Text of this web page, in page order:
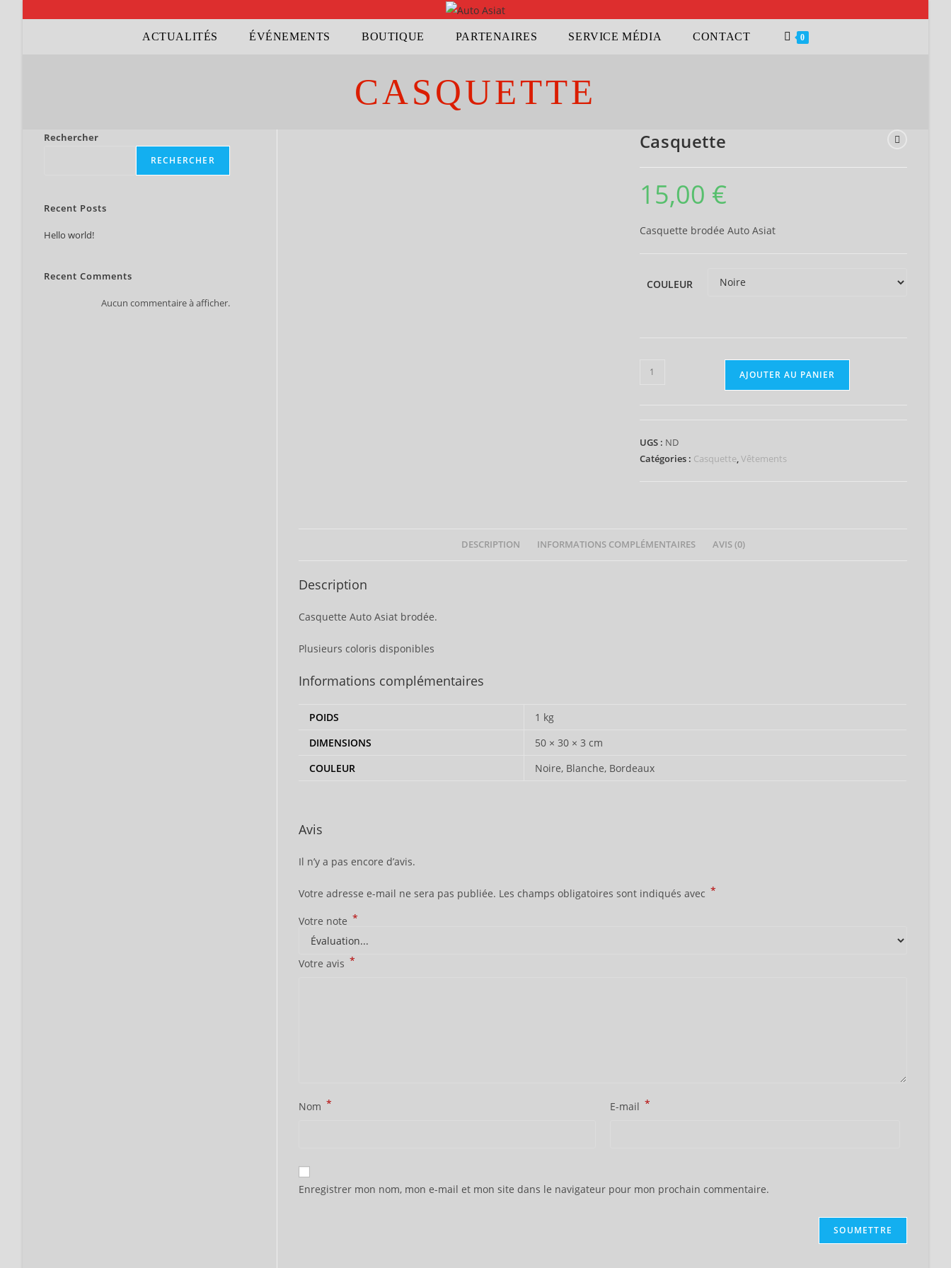
ACTUALITÉS ÉVÉNEMENTS BOUTIQUE PARTENAIRES SERVICE MÉDIA CONTACT 0
CASQUETTE
Casquette
15,00 €
Casquette brodée Auto Asiat
COULEUR
AJOUTER AU PANIER
UGS : ND
Catégories : Casquette,Vêtements
DESCRIPTION INFORMATIONS COMPLÉMENTAIRES AVIS (0)
Description
Casquette Auto Asiat brodée.
Plusieurs coloris disponibles
Informations complémentaires
POIDS
1 kg
DIMENSIONS
50 × 30 × 3 cm
COULEUR
Noire, Blanche, Bordeaux
Avis
Il n’y a pas encore d’avis.
Votre adresse e-mail ne sera pas publiée. Les champs obligatoires sont indiqués avec *
Votre note *
Votre avis *
Nom * E-mail *
Enregistrer mon nom, mon e-mail et mon site dans le navigateur pour mon prochain commentaire.
Rechercher
RECHERCHER
Recent Posts
Hello world!
Recent Comments
Aucun commentaire à afficher.